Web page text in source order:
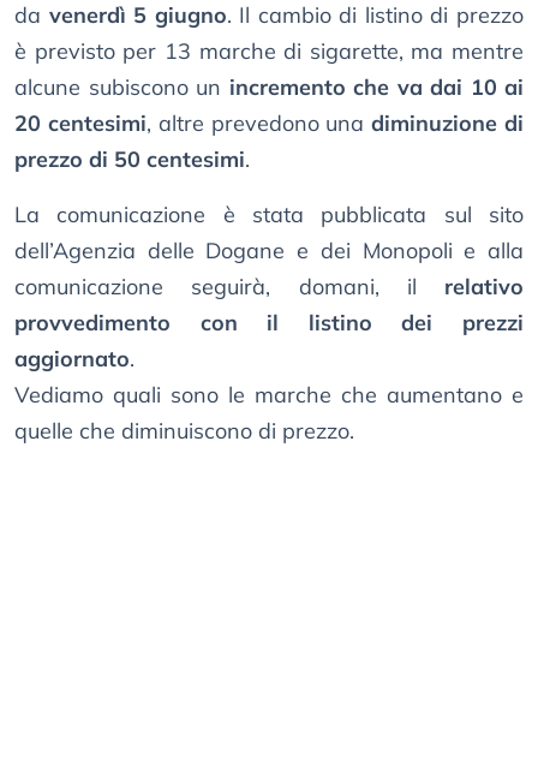
da venerdì 5 giugno. Il cambio di listino di prezzo
è previsto per 13 marche di sigarette, ma mentre
alcune subiscono un incremento che va dai 10 ai
20 centesimi, altre prevedono unadiminuzione di
prezzo di 50 centesimi.
La comunicazione è stata pubblicata sul sito
dell’Agenzia delle Dogane e dei Monopoli e alla
comunicazione seguirà, domani, il relativo
provvedimento con il listino dei prezzi
aggiornato.
Vediamo quali sono le marche che aumentano e
quelle che diminuiscono di prezzo.